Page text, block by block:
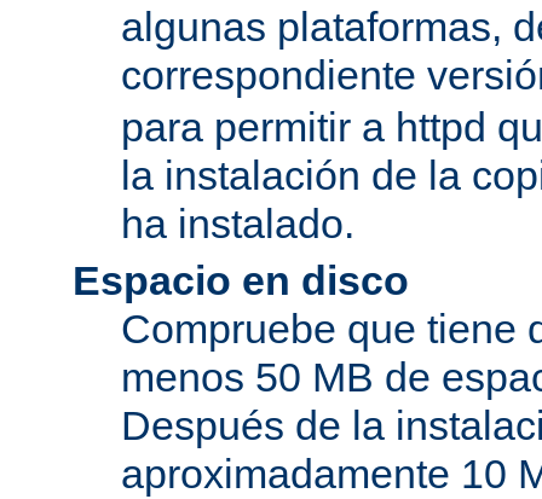
algunas plataformas,
correspondiente
para permitir a httpd
la instalación de la
ha instalado.
Espacio en disco
Compruebe que tiene
menos 50 MB de
Después de la
aproximadamente 10